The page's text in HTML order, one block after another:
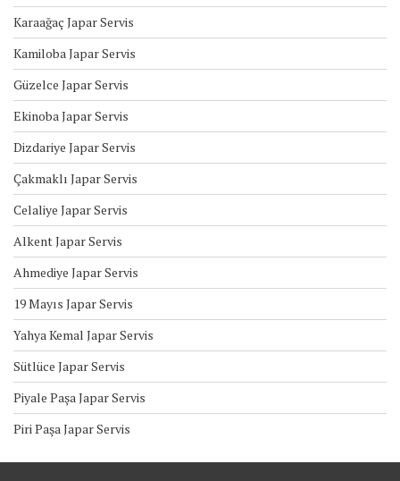
Karaağaç Japar Servis
Kamiloba Japar Servis
Güzelce Japar Servis
Ekinoba Japar Servis
Dizdariye Japar Servis
Çakmaklı Japar Servis
Celaliye Japar Servis
Alkent Japar Servis
Ahmediye Japar Servis
19 Mayıs Japar Servis
Yahya Kemal Japar Servis
Sütlüce Japar Servis
Piyale Paşa Japar Servis
Piri Paşa Japar Servis